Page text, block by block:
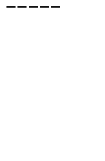
ーーーーー